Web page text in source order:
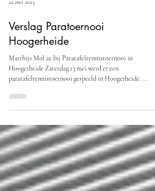
22 mei 2023
Verslag Paratoernooi
Hoogerheide
Matthijs Mol 2e bij Paratafeltennistoernooi in
Hoogerheide Zaterdag 13 mei werd er een